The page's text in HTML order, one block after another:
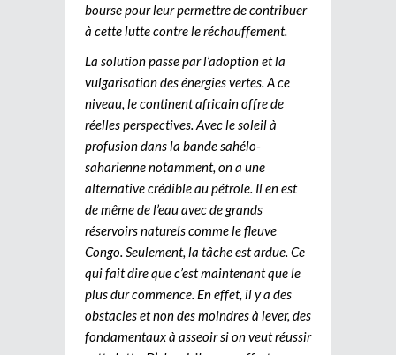
bourse pour leur permettre de contribuer
à cette lutte contre le réchauffement.
La solution passe par l’adoption et la
vulgarisation des énergies vertes. A ce
niveau, le continent africain offre de
réelles perspectives. Avec le soleil à
profusion dans la bande sahélo-
saharienne notamment, on a une
alternative crédible au pétrole. Il en est
de même de l’eau avec de grands
réservoirs naturels comme le fleuve
Congo. Seulement, la tâche est ardue. Ce
qui fait dire que c’est maintenant que le
plus dur commence. En effet, il y a des
obstacles et non des moindres à lever, des
fondamentaux à asseoir si on veut réussir